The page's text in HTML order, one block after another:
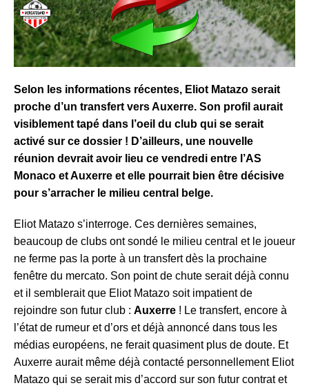
Selon les informations récentes, Eliot Matazo serait
proche d’un transfert vers Auxerre. Son profil aurait
visiblement tapé dans l’oeil du club qui se serait
activé sur ce dossier ! D’ailleurs, une nouvelle
réunion devrait avoir lieu ce vendredi entre l’AS
Monaco et Auxerre et elle pourrait bien être décisive
pour s’arracher le milieu central belge.
Eliot Matazo s’interroge. Ces dernières semaines,
beaucoup de clubs ont sondé le milieu central et le joueur
ne ferme pas la porte à un transfert dès la prochaine
fenêtre du mercato. Son point de chute serait déjà connu
et il semblerait que Eliot Matazo soit impatient de
rejoindre son futur club : Auxerre ! Le transfert, encore à
l’état de rumeur et d’ors et déjà annoncé dans tous les
médias européens, ne ferait quasiment plus de doute. Et
Auxerre aurait même déjà contacté personnellement Eliot
Matazo qui se serait mis d’accord sur son futur contrat et